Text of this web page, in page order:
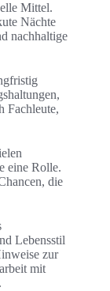
Mittel.
Nächte
nachhaltige
Fachleute,
eine Rolle.
die
Lebensstil
zur
mit